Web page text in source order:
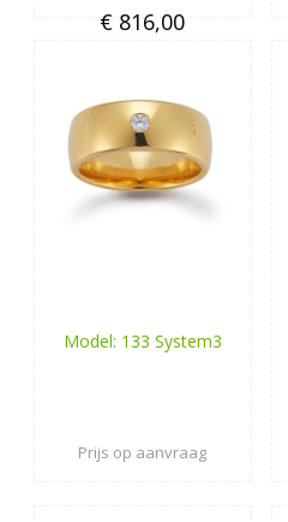
€ 816,00
Model: 133 System3
Prijs op aanvraag